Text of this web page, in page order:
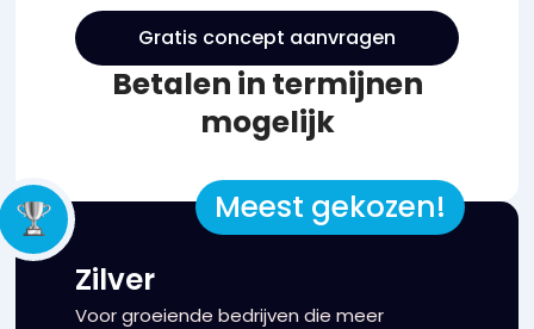
Gratis concept aanvragen
Betalen in termijnen
mogelijk
Zilver
Voor groeiende bedrijven die meer
Meest gekozen!